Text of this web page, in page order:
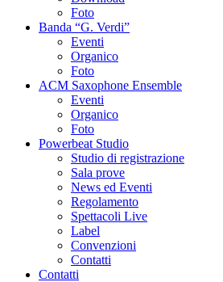
Foto
Banda “G. Verdi”
Eventi
Organico
Foto
ACM Saxophone Ensemble
Eventi
Organico
Foto
Powerbeat Studio
Studio di registrazione
Sala prove
News ed Eventi
Regolamento
Spettacoli Live
Label
Convenzioni
Contatti
Contatti